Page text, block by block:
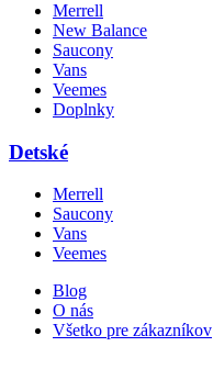
Merrell
New Balance
Saucony
Vans
Veemes
Doplnky
Detské
Merrell
Saucony
Vans
Veemes
Blog
O nás
Všetko pre zákazníkov